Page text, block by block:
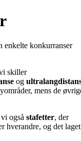
enkelte konkurranser
skiller
og
mens de
også stafetter, der
hverandre, og det laget